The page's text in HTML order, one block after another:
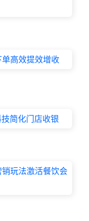
高效提效增收
简化门店收银
玩法激活餐饮会